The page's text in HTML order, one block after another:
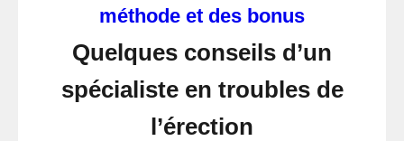
méthode et des bonus
Quelques conseils d’un
spécialiste en troubles de
l’érection